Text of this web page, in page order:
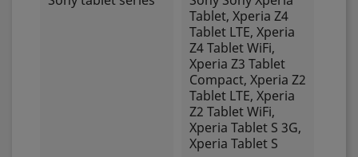
Tablet, Xperia Z4
Tablet LTE, Xperia
Z4 Tablet WiFi,
Xperia Z3 Tablet
Compact, Xperia Z2
Tablet LTE, Xperia
Z2 Tablet WiFi,
Xperia Tablet S 3G,
Xperia Tablet S